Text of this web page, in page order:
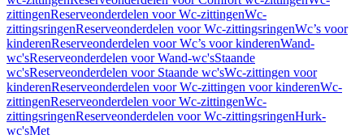
zittingenReserveonderdelen voor Wc-zittingenWc-
zittingsringenReserveonderdelen voor Wc-zittingsringenWc’s voor
kinderenReserveonderdelen voor Wc’s voor kinderenWand-
wc'sReserveonderdelen voor Wand-wc'sStaande
wc'sReserveonderdelen voor Staande wc'sWc-zittingen voor
kinderenReserveonderdelen voor Wc-zittingen voor kinderenWc-
zittingenReserveonderdelen voor Wc-zittingenWc-
zittingsringenReserveonderdelen voor Wc-zittingsringenHurk-
wc'sMet